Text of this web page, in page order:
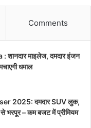
Comments
माइलेज, दमदार इंजन
धमाल
2025: दमदार SUV लुक,
भरपूर – कम बजट में प्रीमियम